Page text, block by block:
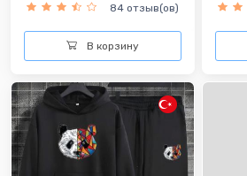
84 отзыв(ов)
В корзину